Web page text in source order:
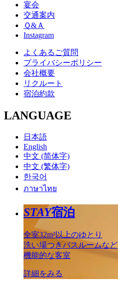
宴会
交通案内
Ｑ&Ａ
Instagram
よくあるご質問
プライバシーポリシー
会社概要
リクルート
宿泊約款
LANGUAGE
日本語
English
中文 (简体字)
中文 (繁体字)
한국어
ภาษาไทย
STAY宿泊
全室32m²以上のゆとり
洗い場つきバスルームなど
機能的な客室
詳細をみる